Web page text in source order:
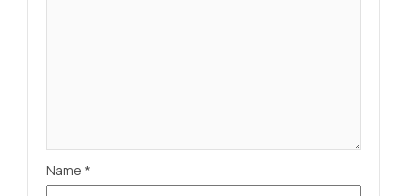
Name *